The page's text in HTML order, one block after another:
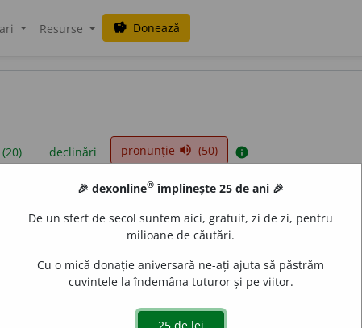
Resurse savings Donează
declinări pronunție volume_up (50) info
sunt compilate de echipa dexonline. Definițiile originale se
reordona filele pe pagina depreferințe.
surse
🎉 dexonline® împlinește 25 de ani 🎉
De un sfert de secol suntem aici, gratuit, zi de zi, pentru
milioane de căutări.
Cu o mică donație aniversară ne-ați ajuta să păstrăm
cuvintele la îndemâna tuturor și pe viitor.